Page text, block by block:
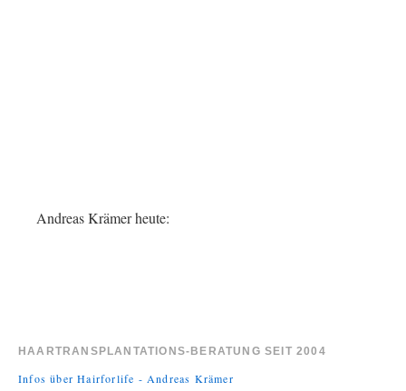
Andreas Krämer heute:
HAARTRANSPLANTATIONS-BERATUNG SEIT 2004
Infos über Hairforlife - Andreas Krämer